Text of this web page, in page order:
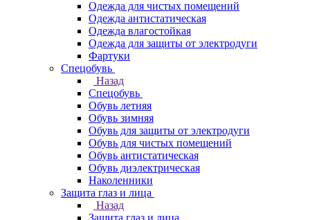
Одежда для чистых помещений
Одежда антистатическая
Одежда влагостойкая
Одежда для защиты от электродуги
Фартуки
Спецобувь
Назад
Спецобувь
Обувь летняя
Обувь зимняя
Обувь для защиты от электродуги
Обувь для чистых помещений
Обувь антистатическая
Обувь диэлектрическая
Наколенники
Защита глаз и лица
Назад
Защита глаз и лица